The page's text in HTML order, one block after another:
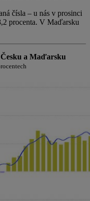
čísla – u nás v prosinci
procenta. V Maďarsku
a Maďarsku